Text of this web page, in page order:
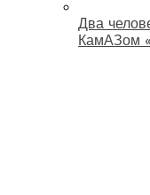
Два
КамАЗом